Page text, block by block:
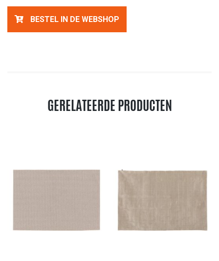
BESTEL IN DE WEBSHOP
GERELATEERDE PRODUCTEN